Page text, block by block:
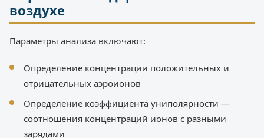
воздухе
Параметры анализа включают:
Определение концентрации положительных и
отрицательных аэроионов
Определение коэффициента униполярности —
соотношения концентраций ионов с разными
зарядами